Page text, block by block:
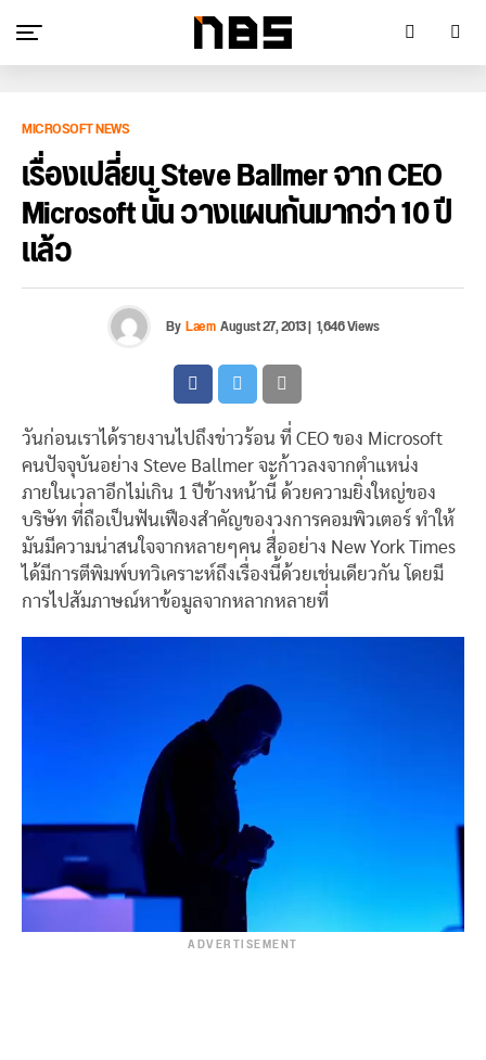
MICROSOFT NEWS
เรื่องเปลี่ยน Steve Ballmer จาก CEO
Microsoft นั้น วางแผนกันมากว่า 10 ปี
แล้ว
ByLaemAugust 27, 2013| 1,646 Views
วันก่อนเราได้รายงานไปถึงข่าวร้อน ที่ CEO ของ Microsoft
คนปัจจุบันอย่าง Steve Ballmer จะก้าวลงจากตำแหน่ง
ภายในเวลาอีกไม่เกิน 1 ปีข้างหน้านี้ ด้วยความยิ่งใหญ่ของ
บริษัท ที่ถือเป็นฟันเฟืองสำคัญของวงการคอมพิวเตอร์ ทำให้
มันมีความน่าสนใจจากหลายๆคน สื่ออย่าง New York Times
ได้มีการตีพิมพ์บทวิเคราะห์ถึงเรื่องนี้ด้วยเช่นเดียวกัน โดยมี
การไปสัมภาษณ์หาข้อมูลจากหลากหลายที่
ADVERTISEMENT